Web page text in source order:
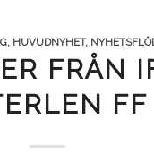
, HUVUDNYHET,
FRÅN
FF